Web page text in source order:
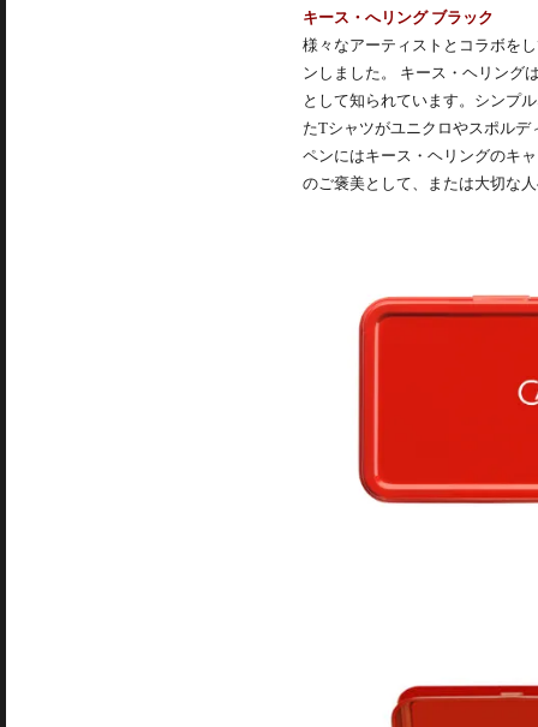
キース・へリング ブラック
様々なアーティストとコラボを
ンしました。 キース・ヘリング
として知られています。シンプ
たTシャツがユニクロやスポル
ペンにはキース・ヘリングのキ
のご褒美として、または大切な